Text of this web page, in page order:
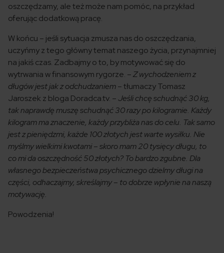
oszczędzamy, ale też może nam pomóc, na przykład
oferując dodatkową pracę.
W końcu – jeśli sytuacja zmusza nas do oszczędzania,
uczyńmy z tego główny temat naszego życia, przynajmniej
na jakiś czas. Zadbajmy o to, by motywować się do
wytrwania w finansowym rygorze. – Z wychodzeniem z
długów jest jak z odchudzaniem– tłumaczy Tomasz
Jaroszek z bloga Doradca.tv. –Jeśli chcę schudnąć 30 kg,
tak naprawdę muszę schudnąć 30 razy po kilogramie. Każdy
kilogram ma znaczenie, każdy przybliża nas do celu. Tak samo
jest z pieniędzmi, każde 100 złotych jest warte wysiłku. Nie
myślmy wielkimi kwotami – skoro mam 20 tysięcy długu, to
co mi da oszczędność 50 złotych? To bardzo zgubne. Dla
własnego bezpieczeństwa psychicznego dzielmy długi na
części, odhaczajmy, skreślajmy – to dobrze wpłynie na naszą
motywację.
Powodzenia!